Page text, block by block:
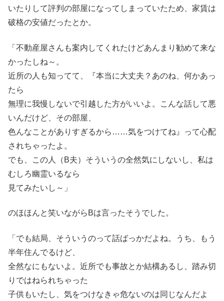
いたりして評判の部屋になってしまっていたため、家賃は
破格の安値だったとか。
「不動産屋さんも案内してくれたけどあんまり勧めて来な
かったしね～。
近所の人も知ってて、『本当に大丈夫？あのね、何かあっ
たら
無理に我慢しないで引越した方がいいよ。こんな話して悪
いんだけど、その部屋、
色んなことがありすぎるから……気をつけてね』って心配
されちゃったよ。
でも、この人（B夫）そういうの全然気にしないし、私は
むしろ幽霊いるなら
見てみたいし～」
のほほんと笑いながらBは言ったそうでした。
「でも結局、そういうのって話ばっかだよね。うち、もう
半年住んでるけど、
全然なにもないよ。近所でも事故とか結構あるし、踏み切
りではねられちゃった
子供もいたし、気をつけなきゃ危ないのは同じなんだよ